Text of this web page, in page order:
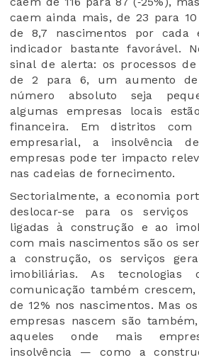
caem ainda mais, de 23 para 10
de 8,7 nascimentos por cada
indicador bastante favorável.
sinal de alerta: os processos
de 2 para 6, um aumento de
número absoluto seja
algumas empresas locais
financeira. Em distritos com
empresarial, a insolvência
empresas pode ter impacto
nas cadeias de fornecimento.
Sectorialmente, a economia
deslocar-se para os serviços
ligadas à construção e ao
com mais nascimentos são os
a construção, os serviços
imobiliárias. As tecnologias
comunicação também
de 12% nos nascimentos. Mas
empresas nascem são
aqueles onde mais
insolvência — como a